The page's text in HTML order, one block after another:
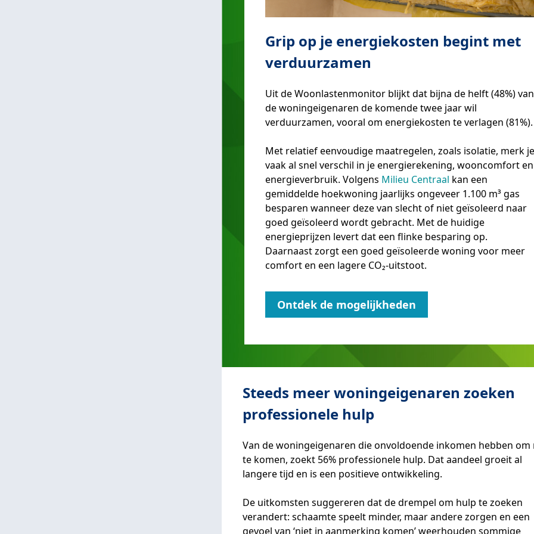
Grip op je energiekosten begint met
verduurzamen
Uit de Woonlastenmonitor blijkt dat bijna de helft (48%) van
de woningeigenaren de komende twee jaar wil
verduurzamen, vooral om energiekosten te verlagen
Met relatief eenvoudige maatregelen, zoals isolatie, merk je
vaak al snel verschil in je energierekening, wooncomfort en
energieverbruik. Volgens Milieu Centraal kan een
gemiddelde hoekwoning jaarlijks ongeveer 1.100 m³ gas
besparen wanneer deze van slecht of niet geïsoleerd naar
goed geïsoleerd wordt gebracht. Met de huidige
energieprijzen levert dat een flinke besparing op.
Daarnaast zorgt een goed geïsoleerde woning voor meer
comfort en een lagere CO₂-uitstoot.
Ontdek de mogelijkheden
Steeds meer woningeigenaren zoeken
professionele hulp
Van de woningeigenaren die onvoldoende inkomen hebben om
te komen, zoekt 56% professionele hulp. Dat aandeel groeit al
langere tijd en is een positieve ontwikkeling.
De uitkomsten suggereren dat de drempel om hulp te zoeken
verandert: schaamte speelt minder, maar andere zorgen en een
gevoel van ‘niet in aanmerking komen’ weerhouden sommige